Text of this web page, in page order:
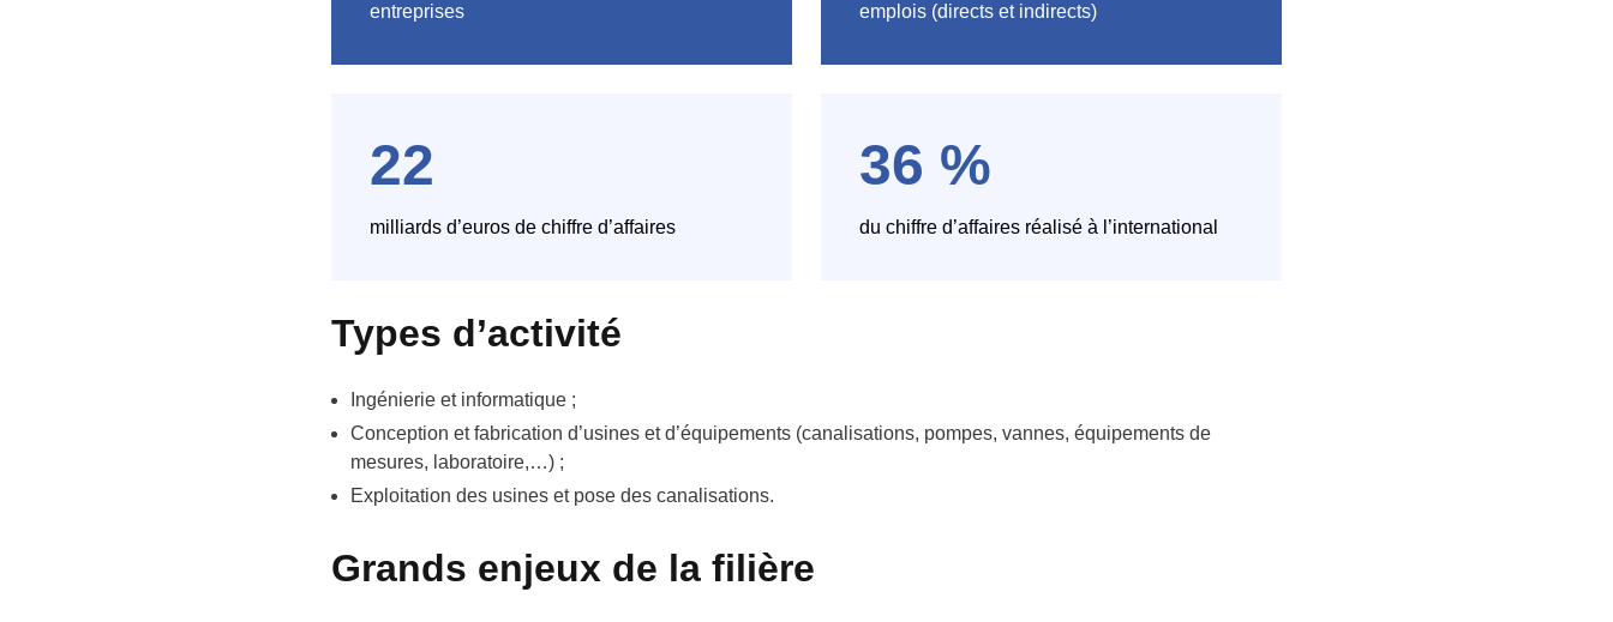
entreprises emplois (directs et indirects)
22
milliards d’euros de chiffre d’affaires
36 %
du chiffre d’affaires réalisé à l’international
Types d’activité
Ingénierie et informatique ;
Conception et fabrication d’usines et d’équipements (canalisations, pompes, vannes, équipements de
mesures, laboratoire,…) ;
Exploitation des usines et pose des canalisations.
Grands enjeux de la filière